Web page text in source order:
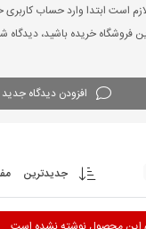
است ابتدا وارد حساب کاربری
فروشگاه خریده باشید، دیدگاه
افزودن دیدگاه جدید
جدیدترین